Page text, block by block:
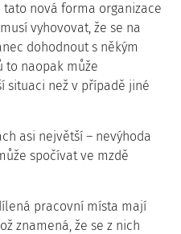
nová forma organizace
vyhovovat, že se na
dohodnout s někým
to naopak může
situaci než v případě jiné
asi největší – nevýhoda
spočívat ve mzdě
pracovní místa mají
znamená, že se z nich